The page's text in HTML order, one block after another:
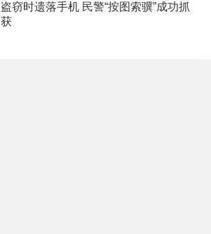
盗窃时遗落手机 民警“按图索骥”成功抓
获